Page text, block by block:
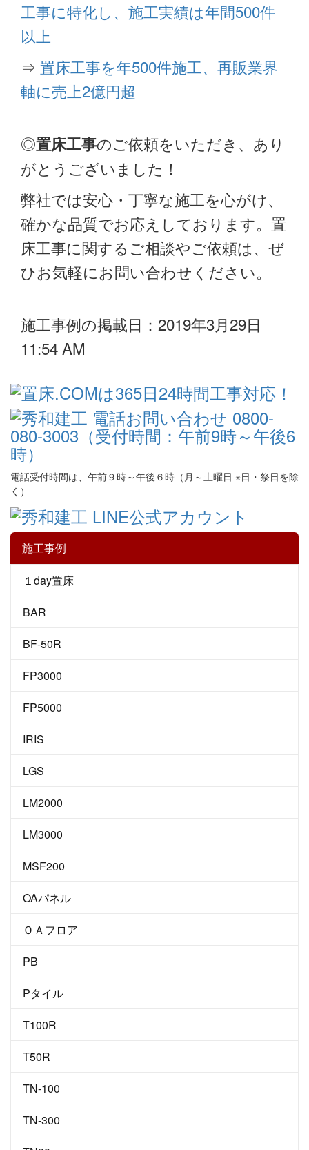
工事に特化し、施工実績は年間500件
以上
⇒ 置床工事を年500件施工、再販業界
軸に売上2億円超
◎置床工事のご依頼をいただき、あり
がとうございました！
弊社では安心・丁寧な施工を心がけ、
確かな品質でお応えしております。置
床工事に関するご相談やご依頼は、ぜ
ひお気軽にお問い合わせください。
施工事例の掲載日：2019年3月29日
11:54 AM
電話受付時間は、午前９時～午後６時（月～土曜日 ※日・祭日を除
く）
施工事例
１day置床
BAR
BF-50R
FP3000
FP5000
IRIS
LGS
LM2000
LM3000
MSF200
OAパネル
ＯＡフロア
PB
Pタイル
T100R
T50R
TN-100
TN-300